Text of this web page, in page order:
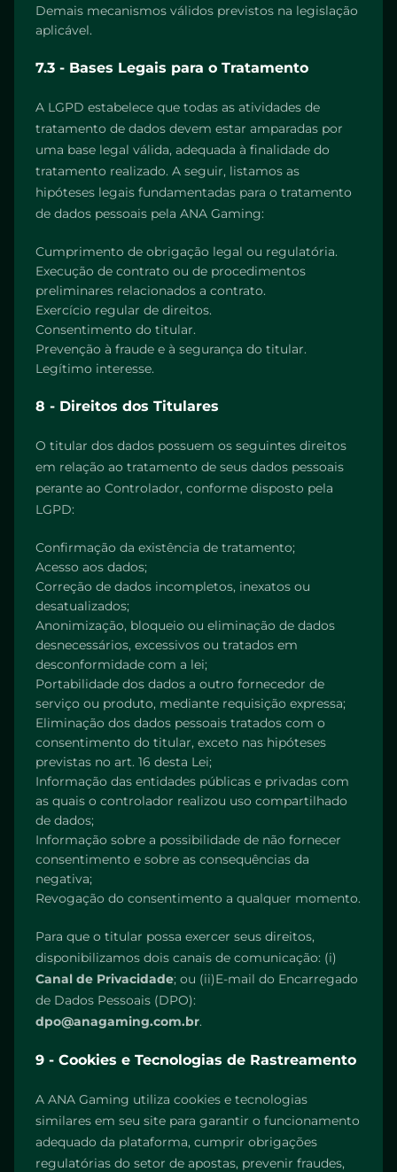
Demais mecanismos válidos previstos na legislação
aplicável.
7.3 - Bases Legais para o Tratamento
A LGPD estabelece que todas as atividades de
tratamento de dados devem estar amparadas por
uma base legal válida, adequada à finalidade do
tratamento realizado. A seguir, listamos as
hipóteses legais fundamentadas para o tratamento
de dados pessoais pela ANA Gaming:
Cumprimento de obrigação legal ou regulatória.
Execução de contrato ou de procedimentos
preliminares relacionados a contrato.
Exercício regular de direitos.
Consentimento do titular.
Prevenção à fraude e à segurança do titular.
Legítimo interesse.
8 - Direitos dos Titulares
O titular dos dados possuem os seguintes direitos
em relação ao tratamento de seus dados pessoais
perante ao Controlador, conforme disposto pela
LGPD:
Confirmação da existência de tratamento;
Acesso aos dados;
Correção de dados incompletos, inexatos ou
desatualizados;
Anonimização, bloqueio ou eliminação de dados
desnecessários, excessivos ou tratados em
desconformidade com a lei;
Portabilidade dos dados a outro fornecedor de
serviço ou produto, mediante requisição expressa;
Eliminação dos dados pessoais tratados com o
consentimento do titular, exceto nas hipóteses
previstas no art. 16 desta Lei;
Informação das entidades públicas e privadas com
as quais o controlador realizou uso compartilhado
de dados;
Informação sobre a possibilidade de não fornecer
consentimento e sobre as consequências da
negativa;
Revogação do consentimento a qualquer momento.
Para que o titular possa exercer seus direitos,
disponibilizamos dois canais de comunicação: (i)
Canal de Privacidade; ou (ii)E-mail do Encarregado
de Dados Pessoais (DPO):
dpo@anagaming.com.br.
9 - Cookies e Tecnologias de Rastreamento
A ANA Gaming utiliza cookies e tecnologias
similares em seu site para garantir o funcionamento
adequado da plataforma, cumprir obrigações
regulatórias do setor de apostas, prevenir fraudes,